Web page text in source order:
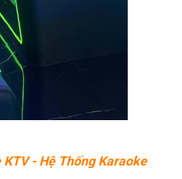
- Hệ Thống Karaoke